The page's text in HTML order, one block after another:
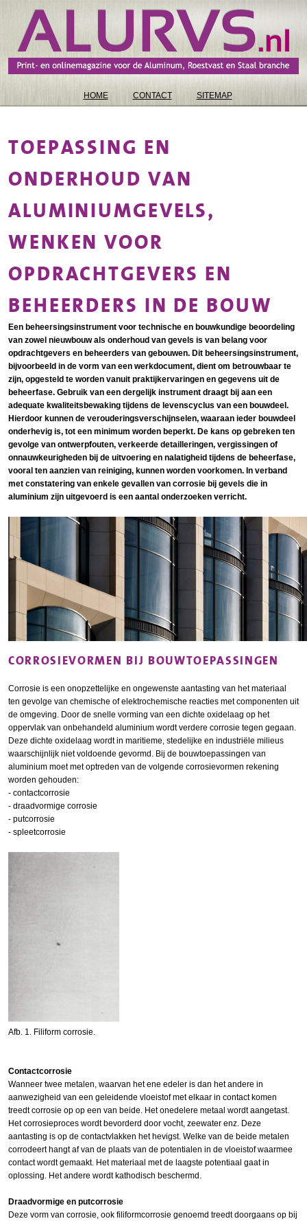
HOME CONTACT SITEMAP
TOEPASSING EN
ONDERHOUD VAN
ALUMINIUMGEVELS,
WENKEN VOOR
OPDRACHTGEVERS EN
BEHEERDERS IN DE BOUW
Een beheersingsinstrument voor technische en bouwkundige beoordeling
van zowel nieuwbouw als onderhoud van gevels is van belang voor
opdrachtgevers en beheerders van gebouwen. Dit beheersingsinstrument,
bijvoorbeeld in de vorm van een werkdocument, dient om betrouwbaar te
zijn, opgesteld te worden vanuit praktijkervaringen en gegevens uit de
beheerfase. Gebruik van een dergelijk instrument draagt bij aan een
adequate kwaliteitsbewaking tijdens de levenscyclus van een bouwdeel.
Hierdoor kunnen de verouderingsverschijnselen, waaraan ieder bouwdeel
onderhevig is, tot een minimum worden beperkt. De kans op gebreken ten
gevolge van ontwerpfouten, verkeerde detailleringen, vergissingen of
onnauwkeurigheden bij de uitvoering en nalatigheid tijdens de beheerfase,
vooral ten aanzien van reiniging, kunnen worden voorkomen. In verband
met constatering van enkele gevallen van corrosie bij gevels die in
aluminium zijn uitgevoerd is een aantal onderzoeken verricht.
CORROSIEVORMEN BIJ BOUWTOEPASSINGEN
Corrosie is een onopzettelijke en ongewenste aantasting van het materiaal
ten gevolge van chemische of elektrochemische reacties met componenten uit
de omgeving. Door de snelle vorming van een dichte oxidelaag op het
oppervlak van onbehandeld aluminium wordt verdere corrosie tegen gegaan.
Deze dichte oxidelaag wordt in maritieme, stedelijke en industriële milieus
waarschijnlijk niet voldoende gevormd. Bij de bouwtoepassingen van
aluminium moet met optreden van de volgende corrosievormen rekening
worden gehouden:
- contactcorrosie
- draadvormige corrosie
- putcorrosie
- spleetcorrosie
Afb. 1. Filiform corrosie.
Contactcorrosie
Wanneer twee metalen, waarvan het ene edeler is dan het andere in
aanwezigheid van een geleidende vloeistof met elkaar in contact komen
treedt corrosie op op een van beide. Het onedelere metaal wordt aangetast.
Het corrosieproces wordt bevorderd door vocht, zeewater enz. Deze
aantasting is op de contactvlakken het hevigst. Welke van de beide metalen
corrodeert hangt af van de plaats van de potentialen in de vloeistof waarmee
contact wordt gemaakt. Het materiaal met de laagste potentiaal gaat in
oplossing. Het andere wordt kathodisch beschermd.
Draadvormige en putcorrosie
Deze vorm van corrosie, ook filiformcorrosie genoemd treedt doorgaans op bij